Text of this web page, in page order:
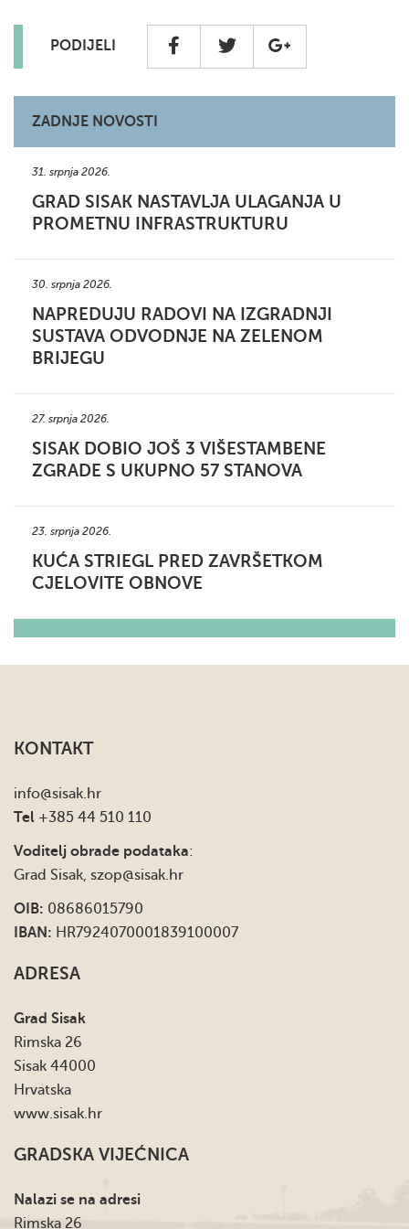
PODIJELI
ZADNJE NOVOSTI
31. srpnja 2026.
GRAD SISAK NASTAVLJA ULAGANJA U
PROMETNU INFRASTRUKTURU
30. srpnja 2026.
NAPREDUJU RADOVI NA IZGRADNJI
SUSTAVA ODVODNJE NA ZELENOM
BRIJEGU
27. srpnja 2026.
SISAK DOBIO JOŠ 3 VIŠESTAMBENE
ZGRADE S UKUPNO 57 STANOVA
23. srpnja 2026.
KUĆA STRIEGL PRED ZAVRŠETKOM
CJELOVITE OBNOVE
KONTAKT
info@sisak.hr
Tel +385 44 510 110
Voditelj obrade podataka:
Grad Sisak, szop@sisak.hr
OIB: 08686015790
IBAN: HR7924070001839100007
ADRESA
Grad Sisak
Rimska 26
Sisak 44000
Hrvatska
www.sisak.hr
GRADSKA VIJEĆNICA
Nalazi se na adresi
Rimska 26